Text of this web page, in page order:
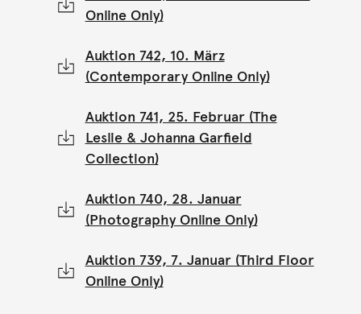
Online Only)
Auktion 742, 10. März
(Contemporary Online Only)
Auktion 741, 25. Februar (The
Leslie & Johanna Garfield
Collection)
Auktion 740, 28. Januar
(Photography Online Only)
Auktion 739, 7. Januar (Third Floor
Online Only)